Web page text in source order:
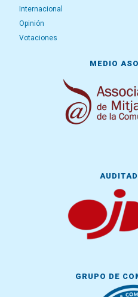
Internacional
Opinión
Votaciones
MEDIO
GRUPO DE